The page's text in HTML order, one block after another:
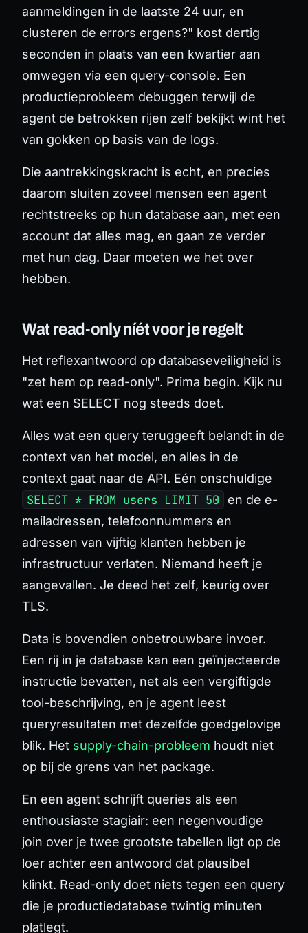
aanmeldingen in de laatste 24 uur, en
clusteren de errors ergens?" kost dertig
seconden in plaats van een kwartier aan
omwegen via een query-console. Een
productieprobleem debuggen terwijl de
agent de betrokken rijen zelf bekijkt wint het
van gokken op basis van de logs.
Die aantrekkingskracht is echt, en precies
daarom sluiten zoveel mensen een agent
rechtstreeks op hun database aan, met een
account dat alles mag, en gaan ze verder
met hun dag. Daar moeten we het over
hebben.
Wat read-only níét voor je regelt
Het reflexantwoord op databaseveiligheid is
"zet hem op read-only". Prima begin. Kijk nu
wat een SELECT nog steeds doet.
Alles wat een query teruggeeft belandt in de
context van het model, en alles in de
context gaat naar de API. Eén onschuldige
SELECT * FROM users LIMIT 50
en de e-
mailadressen, telefoonnummers en
adressen van vijftig klanten hebben je
infrastructuur verlaten. Niemand heeft je
aangevallen. Je deed het zelf, keurig over
TLS.
Data is bovendien onbetrouwbare invoer.
Een rij in je database kan een geïnjecteerde
instructie bevatten, net als een vergiftigde
tool-beschrijving, en je agent leest
queryresultaten met dezelfde goedgelovige
blik. Het supply-chain-probleem houdt niet
op bij de grens van het package.
En een agent schrijft queries als een
enthousiaste stagiair: een negenvoudige
join over je twee grootste tabellen ligt op de
loer achter een antwoord dat plausibel
klinkt. Read-only doet niets tegen een query
die je productiedatabase twintig minuten
platlegt.